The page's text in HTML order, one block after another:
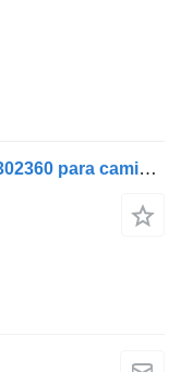
Ar condicionado automóvel A9608302360 para camião Mercedes-Benz AROCS 13